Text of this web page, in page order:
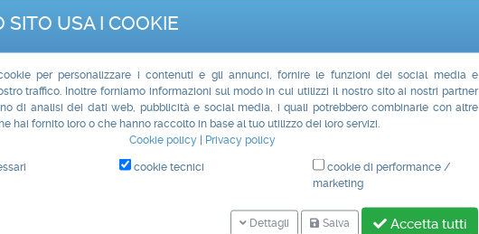
€
DISPONIBILE
395,00 €
Compra Ora
SITO USA I COOKIE
per personalizzare i contenuti e gli annunci, fornire le funzioni dei social media e
traffico. Inoltre forniamo informazioni sul modo in cui utilizzi il nostro sito ai nostri partner
di analisi dei dati web, pubblicità e social media, i quali potrebbero combinarle con altre
hai fornito loro o che hanno raccolto in base al tuo utilizzo dei loro servizi.
Cookie policy | Privacy policy
cookie tecnici
cookie di performance /
marketing
Dettagli Salva Accetta tutti